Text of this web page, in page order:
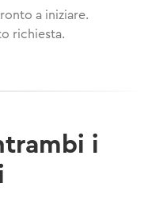
a iniziare.
richiesta.
i